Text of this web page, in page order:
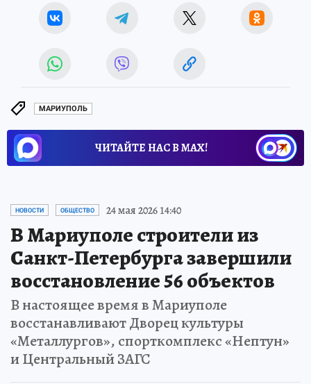
МАРИУПОЛЬ
ЧИТАЙТЕ НАС В МАХ!
НОВОСТИ ОБЩЕСТВО 24 мая 2026 14:40
В Мариуполе строители из
Санкт-Петербурга завершили
восстановление 56 объектов
В настоящее время в Мариуполе
восстанавливают Дворец культуры
«Металлургов», спорткомплекс «Нептун»
и Центральный ЗАГС